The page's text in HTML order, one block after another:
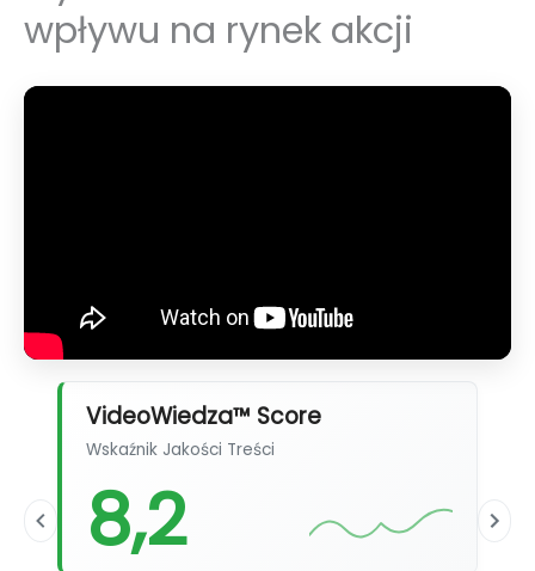
wpływu na rynek akcji
VideoWiedza™ Score
Wskaźnik Jakości Treści
8,2